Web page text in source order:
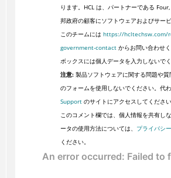
ります。HCL は、パートナーである
邦政府の顧客にソフトウェアおよびサー
このチームには https://hcltechsw.com/
government-contactからお問い合わせ
ボックスには個人データを入力しないでく
注意:製品ソフトウェアに関する問題や質
のフォームを使用しないでください。代わ
Supportのサイトにアクセスしてください
このコメント欄では、個人情報を共有し
ータの使用方法については、 プライバシ
ください。